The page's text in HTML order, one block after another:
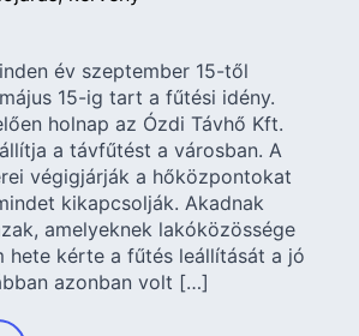
év szeptember 15-től
15-ig tart a fűtési idény.
holnap az Ózdi Távhő Kft.
a távfűtést a városban. A
végigjárják a hőközpontokat
kikapcsolják. Akadnak
amelyeknek lakóközössége
hete kérte a fűtés leállítását a jó
azonban volt […]